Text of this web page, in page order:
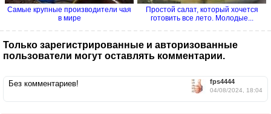
Самые крупные производители чая
в мире
Простой салат, который хочется
готовить все лето. Молодые...
Только зарегистрированные и авторизованные
пользователи могут оставлять комментарии.
fps4444
04/08/2024, 18:04
Без комментариев!